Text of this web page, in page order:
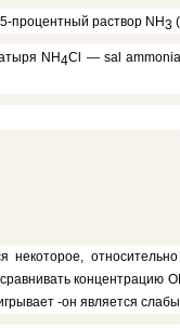
процентный раствор NH3
NH4Cl — sal
некоторое,
концентрацию
-он является